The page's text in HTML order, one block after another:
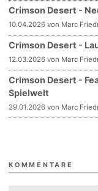
Crimson Desert -
10.04.2026 von Marc
Crimson Desert -
12.03.2026 von Marc
Crimson Desert -
Spielwelt
29.01.2026 von Marc
KOMMENTARE